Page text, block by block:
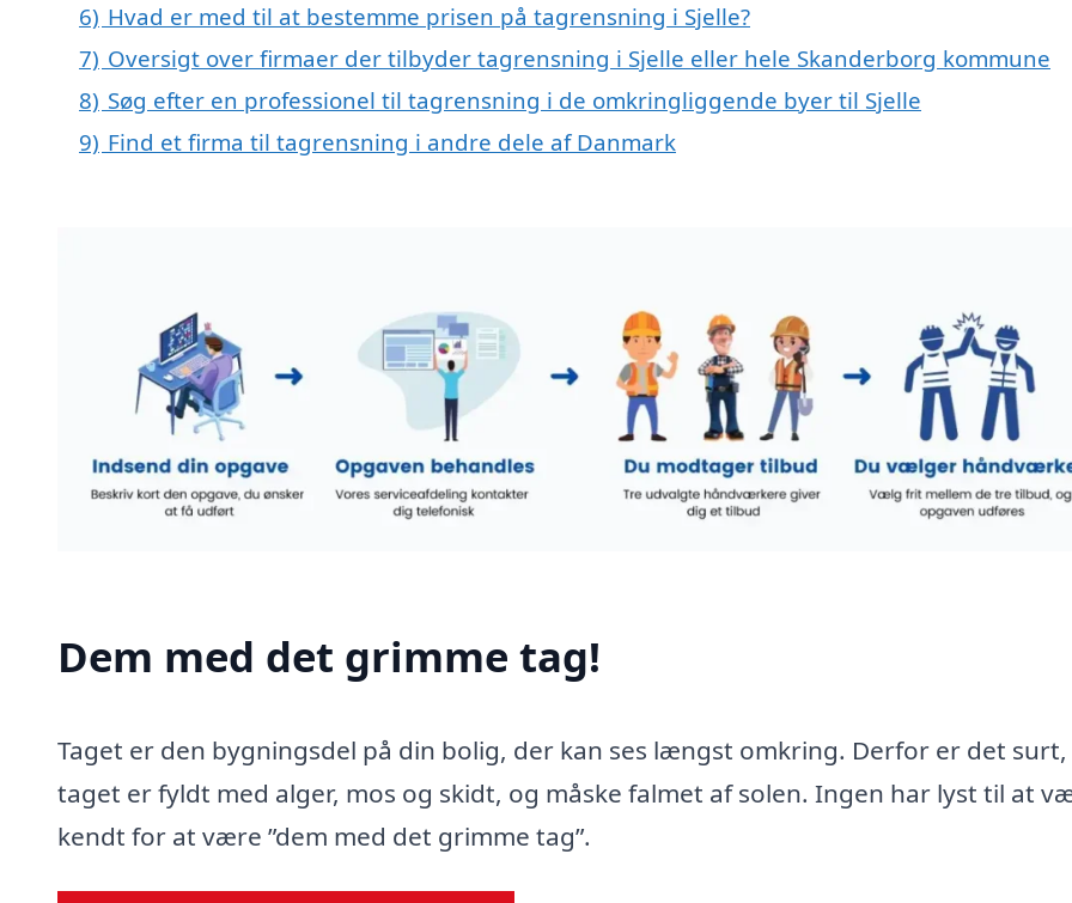
6) Hvad er med til at bestemme prisen på tagrensning i Sjelle?
7) Oversigt over firmaer der tilbyder tagrensning i Sjelle eller hele Skanderborg kommune
8) Søg efter en professionel til tagrensning i de omkringliggende byer til Sjelle
9) Find et firma til tagrensning i andre dele af Danmark
Dem med det grimme tag!
Taget er den bygningsdel på din bolig, der kan ses længst omkring. Derfor er det
taget er fyldt med alger, mos og skidt, og måske falmet af solen. Ingen har lyst til at
kendt for at være ”dem med det grimme tag”.